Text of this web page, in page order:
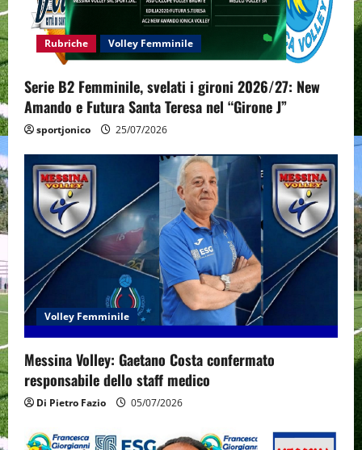
t
o
n
Rubriche Volley Femminile
Serie B2 Femminile, svelati i gironi 2026/27: New
Amando e Futura Santa Teresa nel “Girone J”
sportjonico 25/07/2026
Volley Femminile
Messina Volley: Gaetano Costa confermato
responsabile dello staff medico
Di Pietro Fazio 05/07/2026